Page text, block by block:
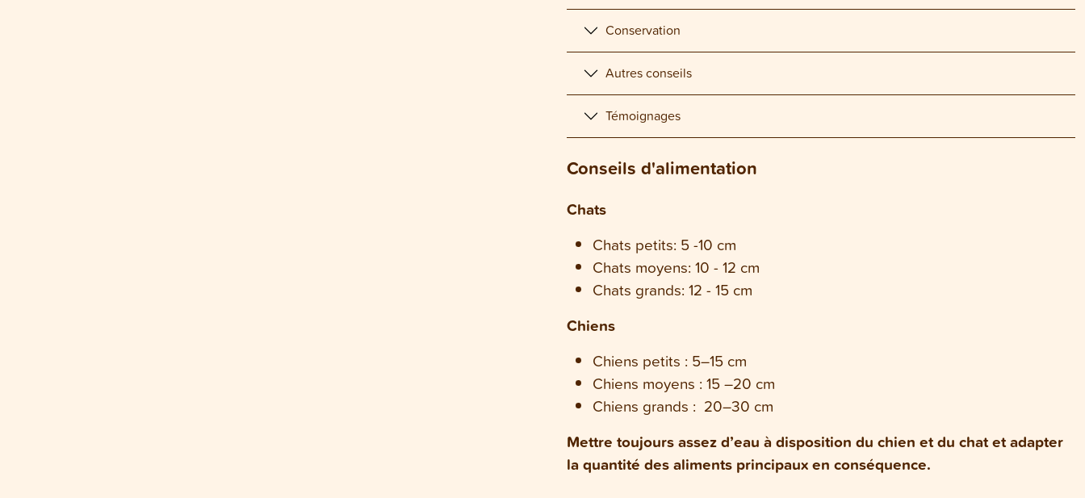
Conservation
Autres conseils
Témoignages
Conseils d'alimentation
Chats
Chats petits: 5 -10 cm
Chats moyens: 10 - 12 cm
Chats grands: 12 - 15 cm
Chiens
Chiens petits : 5–15 cm
Chiens moyens : 15 –20 cm
Chiens grands : 20–30 cm
Mettre toujours assez d’eau à disposition du chien et du chat et adapter
la quantité des aliments principaux en conséquence.